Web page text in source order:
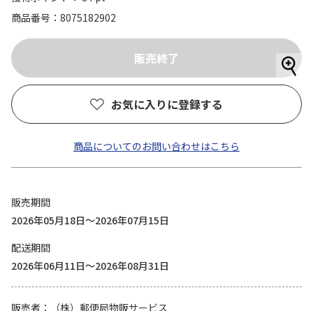
商品番号
8075182902
お気に入りに登録する
商品についてのお問い合わせはこちら
販売期間
2026年05月18日～2026年07月15日
配送期間
2026年06月11日～2026年08月31日
販売者
（株）郵便局物販サービス